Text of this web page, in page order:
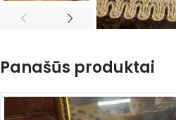
Panašūs produktai